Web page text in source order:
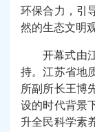
环保合力 ， 引
然的生态文明
开幕式由
持。江苏省地
所副所长王博
设的时代背景
升全民科学素